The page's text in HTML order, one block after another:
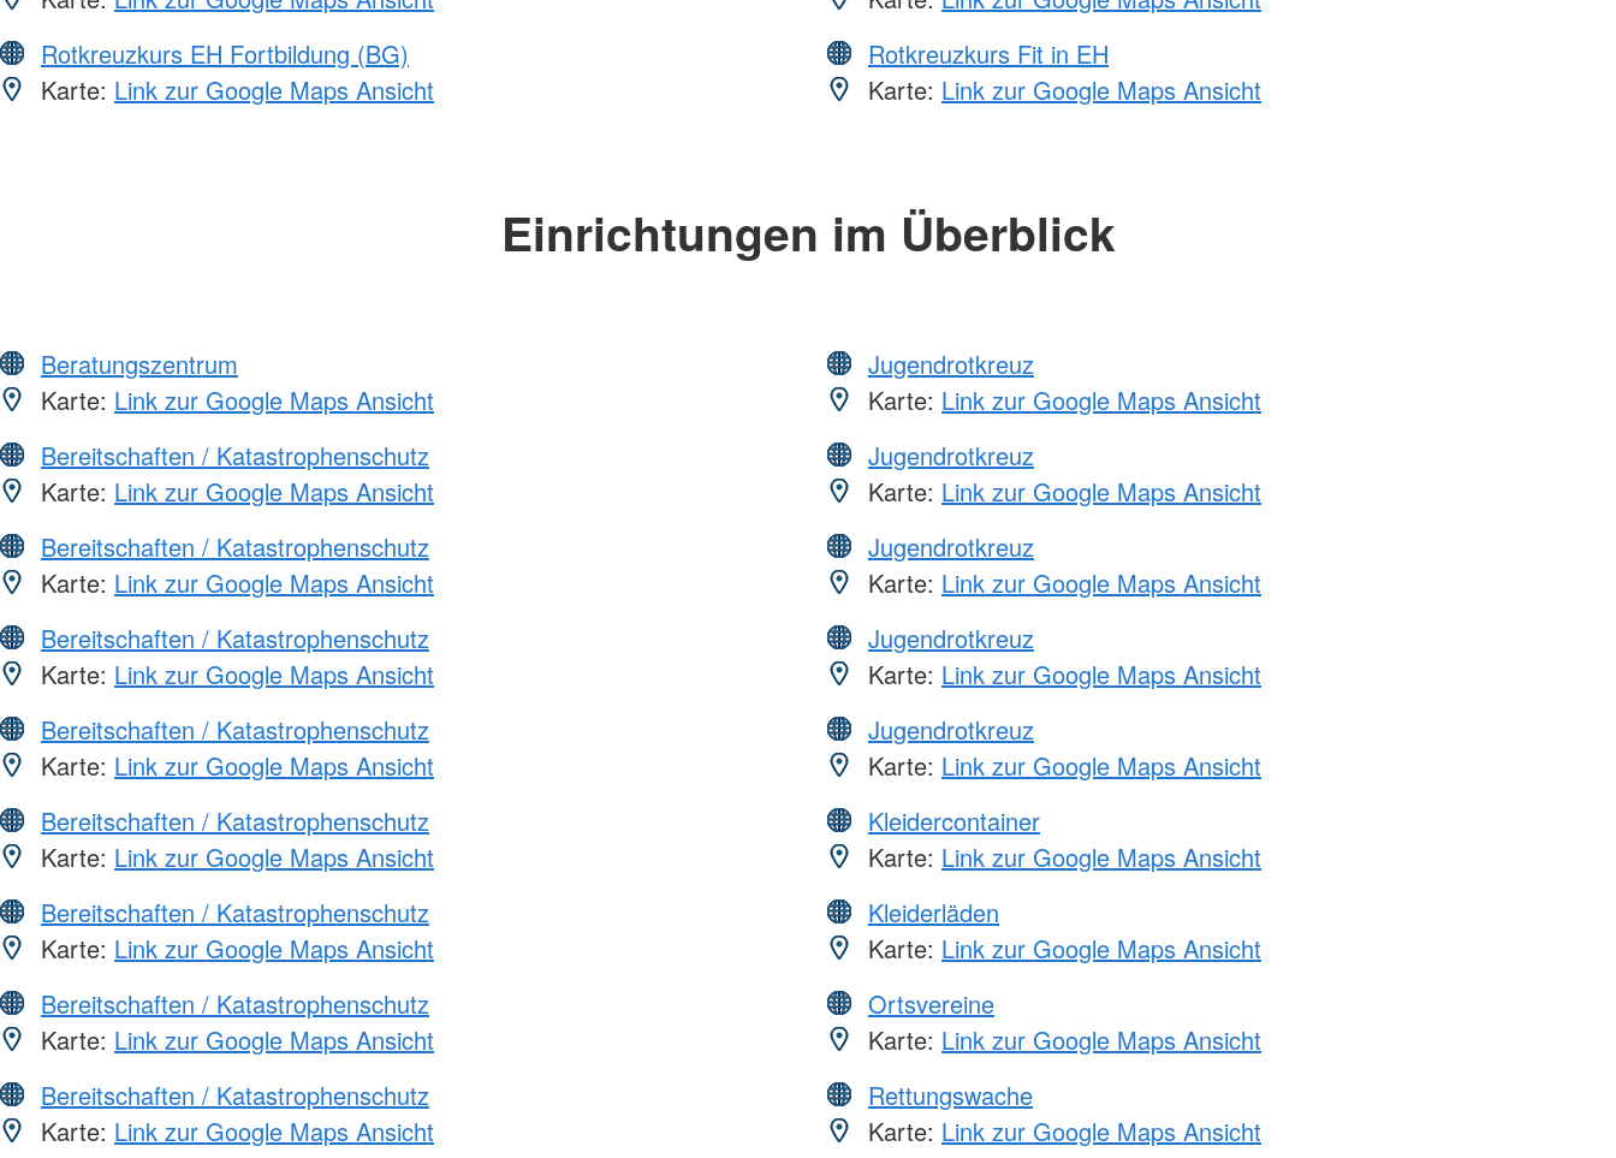
Rotkreuzkurs EH Fortbildung (BG)
Karte: Link zur Google Maps Ansicht
Rotkreuzkurs Fit in EH
Karte: Link zur Google Maps Ansicht
Einrichtungen im Überblick
Beratungszentrum
Karte: Link zur Google Maps Ansicht
Bereitschaften / Katastrophenschutz
Karte: Link zur Google Maps Ansicht
Bereitschaften / Katastrophenschutz
Karte: Link zur Google Maps Ansicht
Bereitschaften / Katastrophenschutz
Karte: Link zur Google Maps Ansicht
Bereitschaften / Katastrophenschutz
Karte: Link zur Google Maps Ansicht
Bereitschaften / Katastrophenschutz
Karte: Link zur Google Maps Ansicht
Bereitschaften / Katastrophenschutz
Karte: Link zur Google Maps Ansicht
Bereitschaften / Katastrophenschutz
Karte: Link zur Google Maps Ansicht
Bereitschaften / Katastrophenschutz
Karte: Link zur Google Maps Ansicht
Jugendrotkreuz
Karte: Link zur Google Maps Ansicht
Jugendrotkreuz
Karte: Link zur Google Maps Ansicht
Jugendrotkreuz
Karte: Link zur Google Maps Ansicht
Jugendrotkreuz
Karte: Link zur Google Maps Ansicht
Jugendrotkreuz
Karte: Link zur Google Maps Ansicht
Kleidercontainer
Karte: Link zur Google Maps Ansicht
Kleiderläden
Karte: Link zur Google Maps Ansicht
Ortsvereine
Karte: Link zur Google Maps Ansicht
Rettungswache
Karte: Link zur Google Maps Ansicht